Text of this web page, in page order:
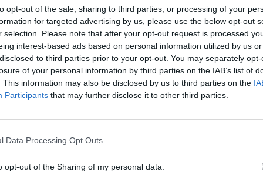
opt-out of the sale, sharing to third parties, or processing of your
for targeted advertising by us, please use the below opt-out
selection. Please note that after your opt-out request is processed
interest-based ads based on personal information utilized by us
to third parties prior to your opt-out. You may separately
of your personal information by third parties on the IAB’s list of
This information may also be disclosed by us to third parties on the
Participants that may further disclose it to other third parties.
Data Processing Opt Outs
opt-out of the Sharing of my personal data.
της Διοίκησης της Συνεταιριστικής
να εκλέξουν νέο πρόεδρο στη θέση
του Διοικητικού Συμβουλίου
επιλαχόντα στις εκλογές της 18ης
οι νόμιμες διαδικασίες από τις
προεδρεύοντος του Α΄